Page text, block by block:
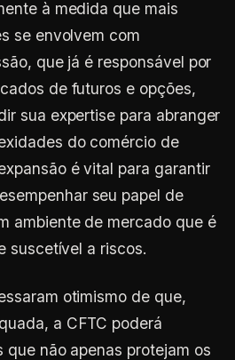
à medida que mais
se envolvem com
que já é responsável por
de futuros e opções,
sua expertise para abranger
do comércio de
é vital para garantir
seu papel de
ambiente de mercado que é
suscetível a riscos.
otimismo de que,
a CFTC poderá
que não apenas protejam os